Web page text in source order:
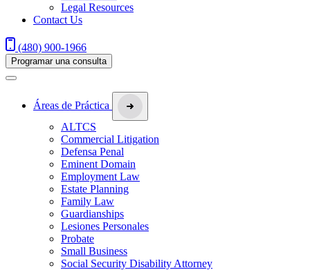
Legal Resources
Contact Us
(480) 900-1966
Programar una consulta
Áreas de Práctica
ALTCS
Commercial Litigation
Defensa Penal
Eminent Domain
Employment Law
Estate Planning
Family Law
Guardianships
Lesiones Personales
Probate
Small Business
Social Security Disability Attorney